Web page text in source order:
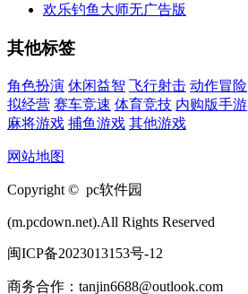
欢乐钓鱼大师无广告版
其他标签
角色扮演 休闲益智 飞行射击 动作冒险
拟经营 赛车竞速 体育竞技 内购版手游
麻将游戏 捕鱼游戏 其他游戏
网站地图
Copyright © pc软件园
(m.pcdown.net).All Rights Reserved
闽ICP备2023013153号-12
商务合作：tanjin6688@outlook.com